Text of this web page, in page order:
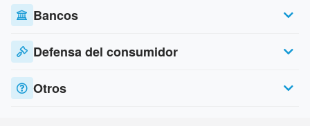
Bancos
Defensa del consumidor
Otros